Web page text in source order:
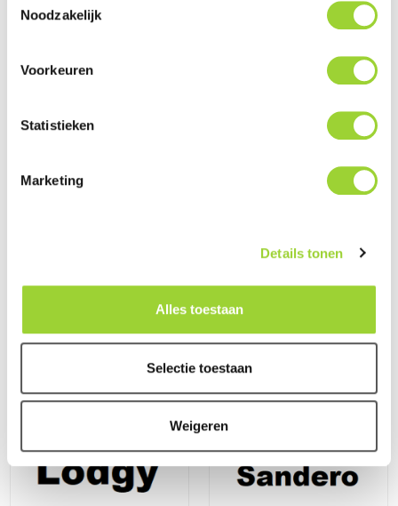
Noodzakelijk
Voorkeuren
Statistieken
Marketing
Details tonen
Alles toestaan
Selectie toestaan
Weigeren
Dacia Logan Stepway
Dacia Lodgy (Bouwjaar 2012 Dacia Lodgy (JS) (Bouwjaar